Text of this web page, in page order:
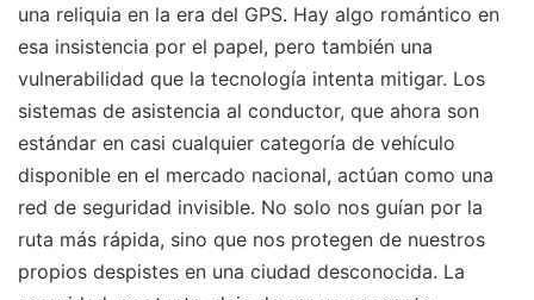
una reliquia en la era del GPS. Hay algo romántico en
esa insistencia por el papel, pero también una
vulnerabilidad que la tecnología intenta mitigar. Los
sistemas de asistencia al conductor, que ahora son
estándar en casi cualquier categoría de vehículo
disponible en el mercado nacional, actúan como una
red de seguridad invisible. No solo nos guían por la
ruta más rápida, sino que nos protegen de nuestros
propios despistes en una ciudad desconocida. La